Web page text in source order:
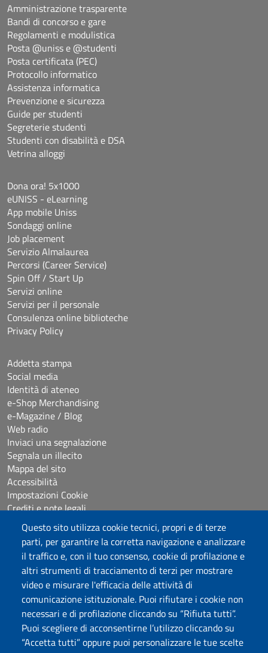
Questo sito utilizza cookie tecnici, propri e di terze
parti, per garantire la corretta navigazione e analizzare
il traffico e, con il tuo consenso, cookie di profilazione e
altri strumenti di tracciamento di terzi per mostrare
video e misurare l'efficacia delle attività di
comunicazione istituzionale. Puoi rifiutare i cookie non
necessari e di profilazione cliccando su “Rifiuta tutti”.
Puoi scegliere di acconsentirne l’utilizzo cliccando su
“Accetta tutti” oppure puoi personalizzare le tue scelte
Università degli Studi di Sassari
Piazza Università 21, Sassari
Tel.: 800 882994 (Orientamento studenti)
RETTORE:rettore@uniss.it
Amministrazione trasparente
Bandi di concorso e gare
Regolamenti e modulistica
Posta @uniss e @studenti
Posta certificata (PEC)
Protocollo informatico
Assistenza informatica
Prevenzione e sicurezza
Guide per studenti
Segreterie studenti
Studenti con disabilità e DSA
Vetrina alloggi
Dona ora! 5x1000
eUNISS - eLearning
App mobile Uniss
Sondaggi online
Job placement
Servizio Almalaurea
Percorsi (Career Service)
Spin Off / Start Up
Servizi online
Servizi per il personale
Consulenza online biblioteche
Privacy Policy
Addetta stampa
Social media
Identità di ateneo
e-Shop Merchandising
e-Magazine / Blog
Web radio
Inviaci una segnalazione
Segnala un illecito
Mappa del sito
Accessibilità
Impostazioni Cookie
Crediti e note legali
Seguici su
Chatta con noi